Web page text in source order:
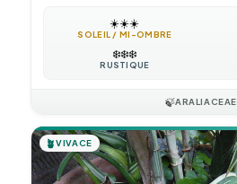
☀️☀️☀️
SOLEIL / MI-OMBRE
❄️❄️❄️
RUSTIQUE
🍃ARALIACEAE
🪴VIVACE